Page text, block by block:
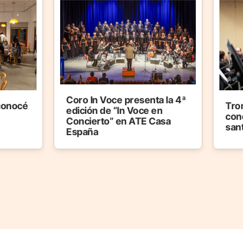
Coro In Voce presenta la 4ª
edición de “In Voce en
Concierto” en ATE Casa
España